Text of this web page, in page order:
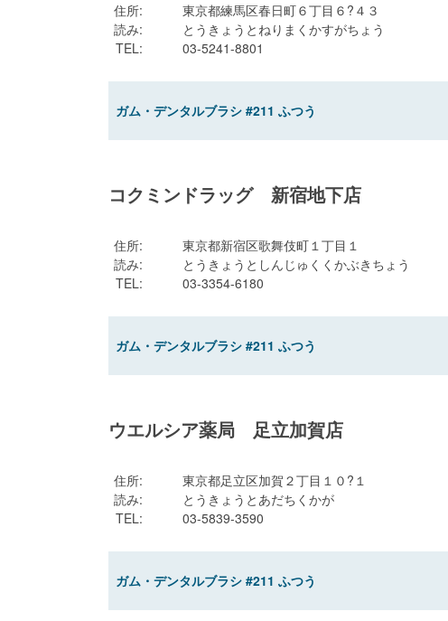
住所:
東京都練馬区春日町６丁目６?４３
読み:
とうきょうとねりまくかすがちょう
TEL: 03-5241-8801
ガム・デンタルブラシ #211 ふつう
コクミンドラッグ 新宿地下店
住所:
東京都新宿区歌舞伎町１丁目１
読み:
とうきょうとしんじゅくくかぶきちょう
TEL: 03-3354-6180
ガム・デンタルブラシ #211 ふつう
ウエルシア薬局 足立加賀店
住所:
東京都足立区加賀２丁目１０?１
読み:
とうきょうとあだちくかが
TEL: 03-5839-3590
ガム・デンタルブラシ #211 ふつう